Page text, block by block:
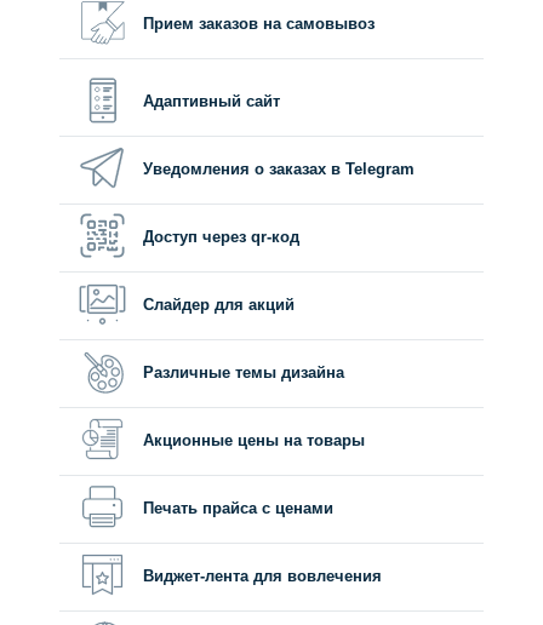
Прием заказов на самовывоз
Адаптивный сайт
Уведомления о заказах в Telegram
Доступ через qr-код
Слайдер для акций
Различные темы дизайна
Акционные цены на товары
Печать прайса с ценами
Виджет-лента для вовлечения